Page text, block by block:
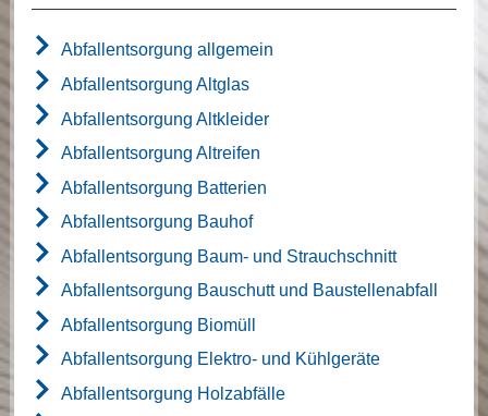
Abfallentsorgung allgemein
Abfallentsorgung Altglas
Abfallentsorgung Altkleider
Abfallentsorgung Altreifen
Abfallentsorgung Batterien
Abfallentsorgung Bauhof
Abfallentsorgung Baum- und Strauchschnitt
Abfallentsorgung Bauschutt und Baustellenabfall
Abfallentsorgung Biomüll
Abfallentsorgung Elektro- und Kühlgeräte
Abfallentsorgung Holzabfälle